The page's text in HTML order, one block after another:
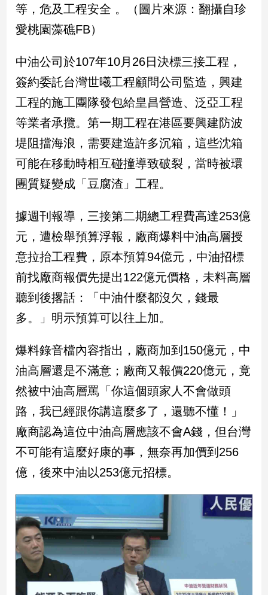
台
觀
娛
樂
娛
樂
星
聞
流
時
尚
追
星
生
活
建
築/
室
設
計
旅
遊/
美
星
座/
命
理
消
費
健
康/
等，危及工程安全 。（圖片來源：翻攝自珍
愛桃園藻礁FB）
中油公司於107年10月26日決標三接工程，
簽約委託台灣世曦工程顧問公司監造，興建
工程的施工團隊發包給皇昌營造、泛亞工程
等業者承攬。第一期工程在港區要興建防波
堤阻擋海浪，需要建造許多沉箱，這些沈箱
可能在移動時相互碰撞導致破裂，當時被環
團質疑變成「豆腐渣」工程。
據週刊報導，三接第二期總工程費高達253億
元，遭檢舉預算浮報，廠商爆料中油高層授
意拉抬工程費，原本預算94億元，中油招標
前找廠商報價先提出122億元價格，未料高層
聽到後撂話：「中油什麼都沒欠，錢最
多。」明示預算可以往上加。
爆料錄音檔內容指出，廠商加到150億元，中
油高層還是不滿意；廠商又報價220億元，竟
然被中油高層罵「你這個頭家人不會做頭
路，我已經跟你講這麼多了，還聽不懂！」
廠商認為這位中油高層應該不會A錢，但台灣
不可能有這麼好康的事，無奈再加價到256
億，後來中油以253億元招標。